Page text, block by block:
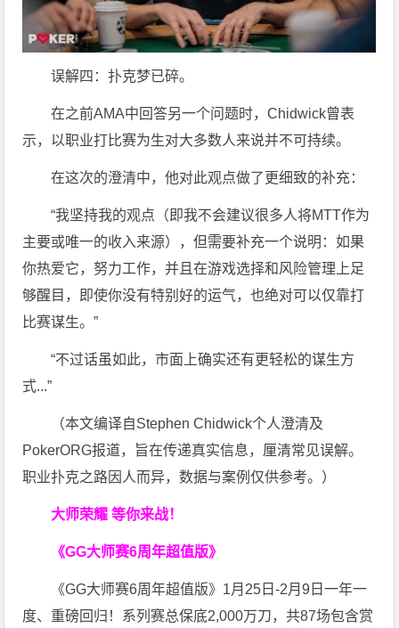
误解四：扑克梦已碎。
在之前AMA中回答另一个问题时，Chidwick曾表
示，以职业打比赛为生对大多数人来说并不可持续。
在这次的澄清中，他对此观点做了更细致的补充：
“我坚持我的观点（即我不会建议很多人将MTT作为
主要或唯一的收入来源），但需要补充一个说明：如果
你热爱它，努力工作，并且在游戏选择和风险管理上足
够醒目，即使你没有特别好的运气，也绝对可以仅靠打
比赛谋生。”
“不过话虽如此，市面上确实还有更轻松的谋生方
式...”
（本文编译自Stephen Chidwick个人澄清及
PokerORG报道，旨在传递真实信息，厘清常见误解。
职业扑克之路因人而异，数据与案例仅供参考。）
大师荣耀 等你来战！
《GG大师赛6周年超值版》
《GG大师赛6周年超值版》1月25日-2月9日一年一
度、重磅回归！系列赛总保底2,000万刀，共87场包含赏